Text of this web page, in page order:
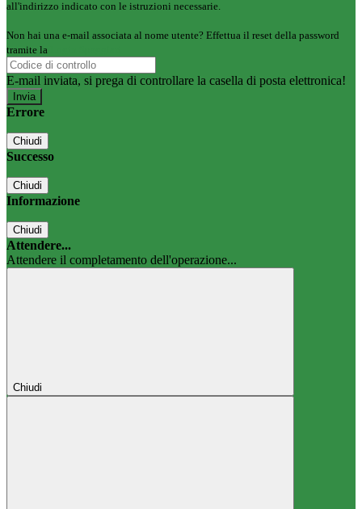
all'indirizzo indicato con le istruzioni necessarie.
Non hai una e-mail associata al nome utente? Effettua il reset della password
tramite la
E-mail inviata, si prega di controllare la casella di posta elettronica!
Errore
Chiudi
Successo
Chiudi
Informazione
Chiudi
Attendere...
Attendere il completamento dell'operazione...
Chiudi